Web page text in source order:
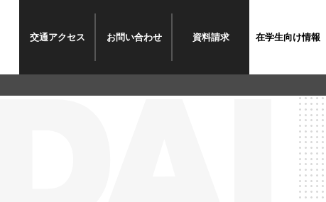
交通アクセス お問い合わせ 資料請求 在学生向け情報